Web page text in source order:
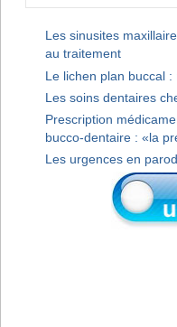
Les sinusites
au traitement
Le lichen plan buccal :
Les soins dentaires
Prescription
bucco-dentaire : «la
Les urgences en